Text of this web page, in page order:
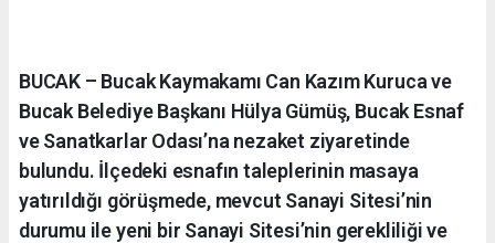
BUCAK – Bucak Kaymakamı Can Kazım Kuruca ve
Bucak Belediye Başkanı Hülya Gümüş, Bucak Esnaf
ve Sanatkarlar Odası’na nezaket ziyaretinde
bulundu. İlçedeki esnafın taleplerinin masaya
yatırıldığı görüşmede, mevcut Sanayi Sitesi’nin
durumu ile yeni bir Sanayi Sitesi’nin gerekliliği ve